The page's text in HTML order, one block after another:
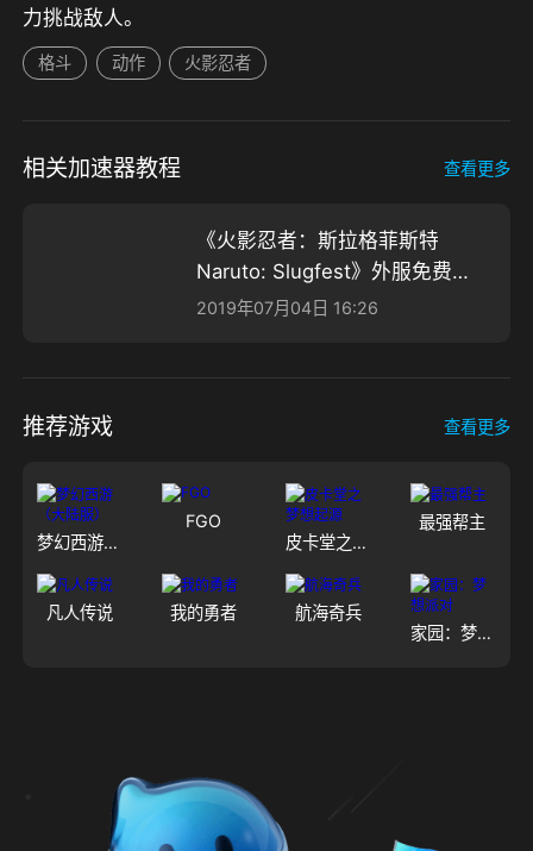
格斗 动作 火影忍者
相关加速器教程 查看更多
《火影忍者：斯拉格菲斯特
Naruto: Slugfest》外服免费手
游加速器推荐
2019年07月04日 16:26
推荐游戏 查看更多
梦幻西游（大陆服）
FGO
皮卡堂之梦想起源
最强帮主
凡人传说 我的勇者
航海奇兵
家园：梦想派对